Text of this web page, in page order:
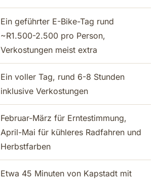
Ein geführter E-Bike-Tag rund
~R1.500-2.500 pro Person,
Verkostungen meist extra
Ein voller Tag, rund 6-8 Stunden
inklusive Verkostungen
Februar-März für Erntestimmung,
April-Mai für kühleres Radfahren und
Herbstfarben
Etwa 45 Minuten von Kapstadt mit